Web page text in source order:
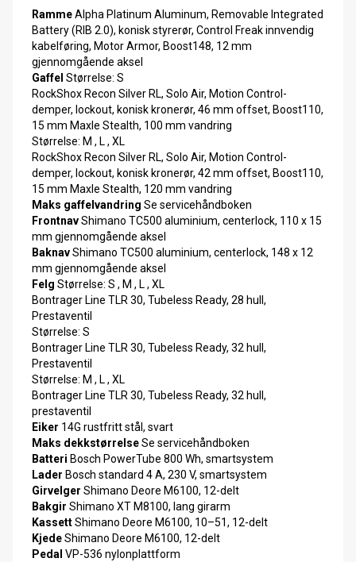
RammeAlpha Platinum Aluminum, Removable Integrated
Battery (RIB 2.0), konisk styrerør, Control Freak innvendig
kabelføring, Motor Armor, Boost148, 12 mm
gjennomgående aksel
Gaffel Størrelse: S
RockShox Recon Silver RL, Solo Air, Motion Control-
demper, lockout, konisk kronerør, 46 mm offset, Boost110,
15 mm Maxle Stealth, 100 mm vandring
Størrelse: M , L , XL
RockShox Recon Silver RL, Solo Air, Motion Control-
demper, lockout, konisk kronerør, 42 mm offset, Boost110,
15 mm Maxle Stealth, 120 mm vandring
Maks gaffelvandring Se servicehåndboken
FrontnavShimano TC500 aluminium, centerlock, 110 x 15
mm gjennomgående aksel
BaknavShimano TC500 aluminium, centerlock, 148 x 12
mm gjennomgående aksel
Felg Størrelse: S , M , L , XL
Bontrager Line TLR 30, Tubeless Ready, 28 hull,
Prestaventil
Størrelse: S
Bontrager Line TLR 30, Tubeless Ready, 32 hull,
Prestaventil
Størrelse: M , L , XL
Bontrager Line TLR 30, Tubeless Ready, 32 hull,
prestaventil
Eiker 14G rustfritt stål, svart
Maks dekkstørrelseSe servicehåndboken
Batteri Bosch PowerTube 800 Wh, smartsystem
Lader Bosch standard 4 A, 230 V, smartsystem
Girvelger Shimano Deore M6100, 12-delt
Bakgir Shimano XT M8100, lang girarm
KassettShimano Deore M6100, 10–51, 12-delt
KjedeShimano Deore M6100, 12-delt
Pedal VP-536 nylonplattform